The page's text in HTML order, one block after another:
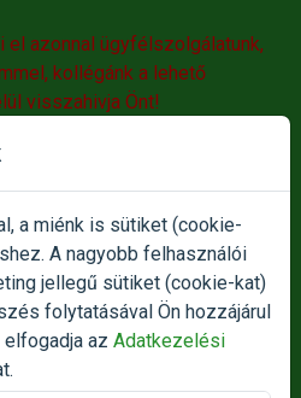
el azonnal ügyfélszolgálatunk,
kollégánk a lehető
visszahivja Önt!
10:00 - 16:00
bejelentése
a miénk is sütiket (cookie-
A nagyobb felhasználói
jellegű sütiket (cookie-kat)
folytatásával Ön hozzájárul
az Adatkezelési